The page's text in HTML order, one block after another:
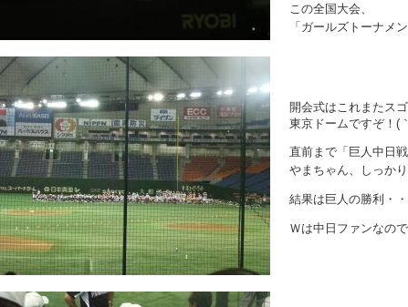
この全国大会、
「ガールズトーナメ
開会式はこれまたスゴ
東京ドームですぞ！(
直前まで「巨人中日
やまちゃん、しっか
結果は巨人の勝利・・
Ｗは中日ファンなの